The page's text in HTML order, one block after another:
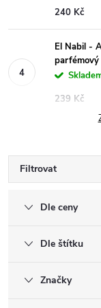
240 Kč
El Nabil -
239 Kč
Filtrovat
Dle ceny
Dle štítku
Značky